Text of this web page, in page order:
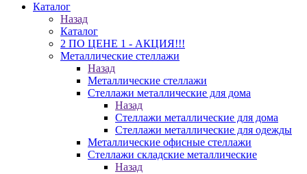
Каталог
Назад
Каталог
2 ПО ЦЕНЕ 1 - АКЦИЯ!!!
Металлические стеллажи
Назад
Металлические стеллажи
Стеллажи металлические для дома
Назад
Стеллажи металлические для дома
Стеллажи металлические для одежды
Металлические офисные стеллажи
Стеллажи складские металлические
Назад